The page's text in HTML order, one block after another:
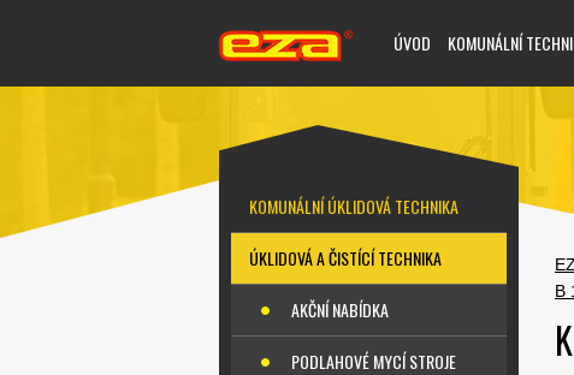
ÚVOD KOMUNÁLNÍ
KOMUNÁLNÍ ÚKLIDOVÁ TECHNIKA
ÚKLIDOVÁ A ČISTÍCÍ TECHNIKA
AKČNÍ NABÍDKA
PODLAHOVÉ MYCÍ STROJE
B